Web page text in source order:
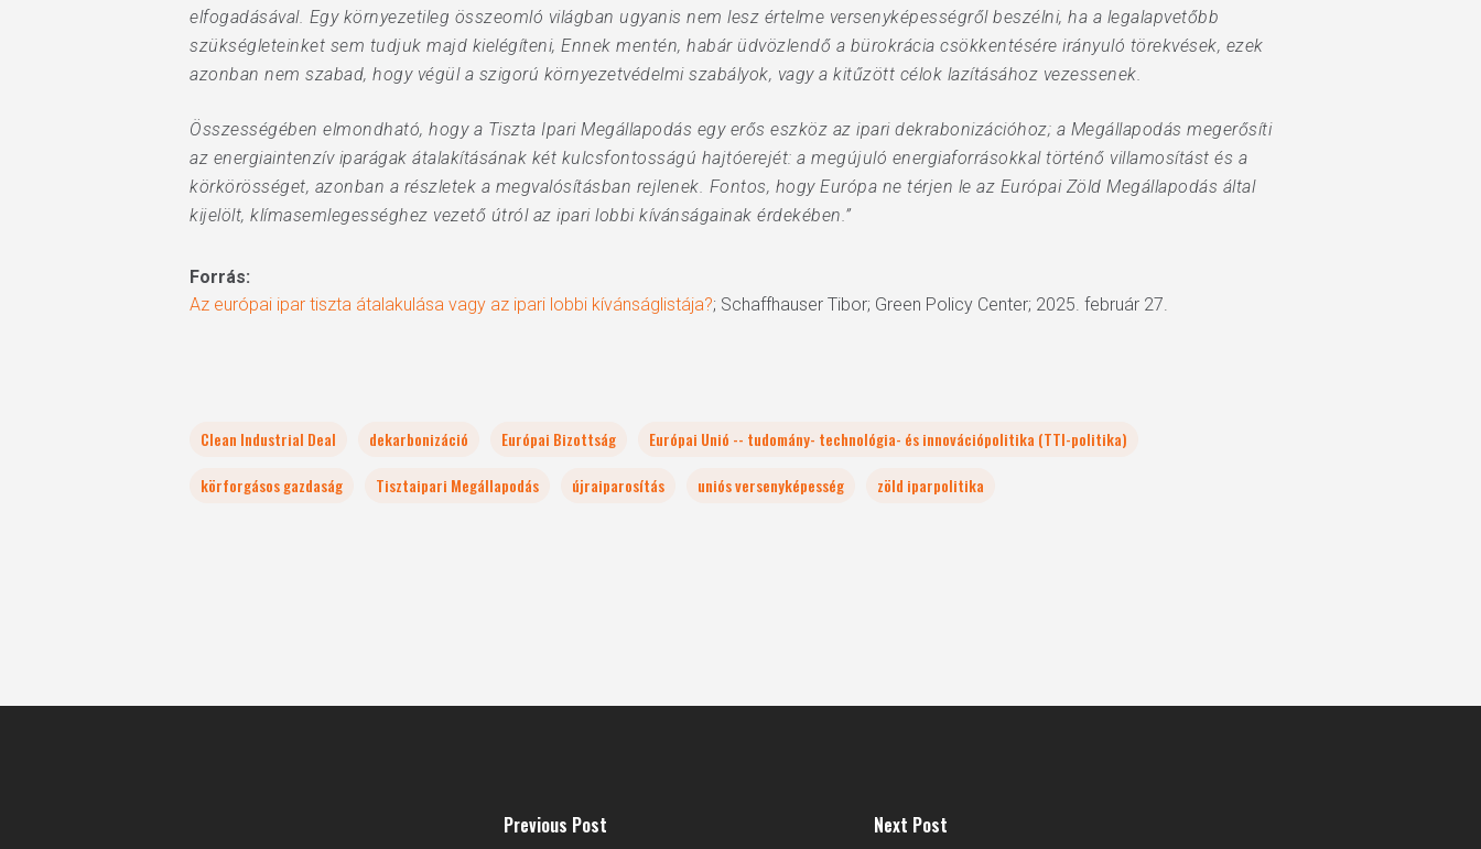
elfogadásával. Egy környezetileg összeomló világban ugyanis nem lesz értelme versenyképességről beszélni, ha a legalapvetőbb
szükségleteinket sem tudjuk majd kielégíteni, Ennek mentén, habár üdvözlendő a bürokrácia csökkentésére irányuló törekvések, ezek
azonban nem szabad, hogy végül a szigorú környezetvédelmi szabályok, vagy a kitűzött célok lazításához vezessenek.
Összességében elmondható, hogy a Tiszta Ipari Megállapodás egy erős eszköz az ipari dekrabonizációhoz; a Megállapodás megerősíti
az energiaintenzív iparágak átalakításának két kulcsfontosságú hajtóerejét: a megújuló energiaforrásokkal történő villamosítást és a
körkörösséget, azonban a részletek a megvalósításban rejlenek. Fontos, hogy Európa ne térjen le az Európai Zöld Megállapodás által
kijelölt, klímasemlegességhez vezető útról az ipari lobbi kívánságainak érdekében.”
Forrás:
Az európai ipar tiszta átalakulása vagy az ipari lobbi kívánságlistája?; Schaffhauser Tibor; Green Policy Center; 2025. február 27.
Clean Industrial Deal dekarbonizáció Európai Bizottság
Európai Unió -- tudomány- technológia- és innovációpolitika (TTI-politika)
körforgásos gazdaság
Tisztaipari Megállapodás újraiparosítás uniós versenyképesség zöld iparpolitika
Previous Post Next Post